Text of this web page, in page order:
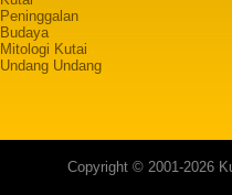
Peninggalan
Budaya
Mitologi Kutai
Undang Undang
Copyright © 2001-2026